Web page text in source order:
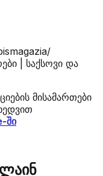
| საქსოვი და
მისამართები
ში